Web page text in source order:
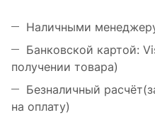
Наличными
Банковской картой:
получении товара)
Безналичный
на оплату)